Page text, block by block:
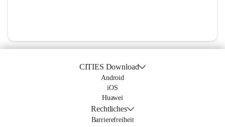
CITIES Download
Android
iOS
Huawei
Rechtliches
Barrierefreiheit